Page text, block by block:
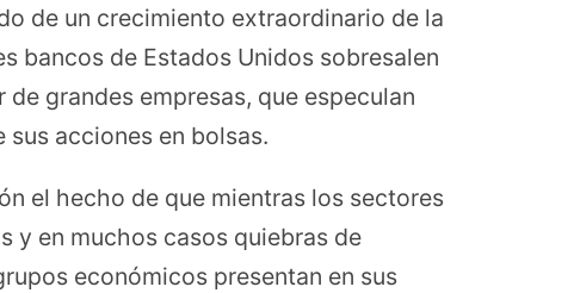
de un crecimiento extraordinario de la
bancos de Estados Unidos sobresalen
grandes empresas, que especulan
acciones en bolsas.
el hecho de que mientras los sectores
y en muchos casos quiebras de
económicos presentan en sus